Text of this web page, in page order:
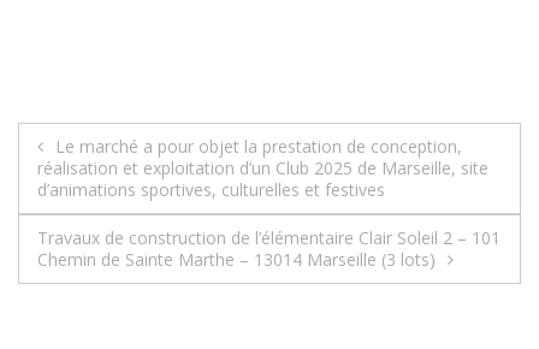
Navigation
de
l’article
Le marché a pour objet la prestation de conception,
réalisation et exploitation d’un Club 2025 de Marseille, site
d’animations sportives, culturelles et festives
Travaux de construction de l’élémentaire Clair Soleil 2 – 101
Chemin de Sainte Marthe – 13014 Marseille (3 lots)